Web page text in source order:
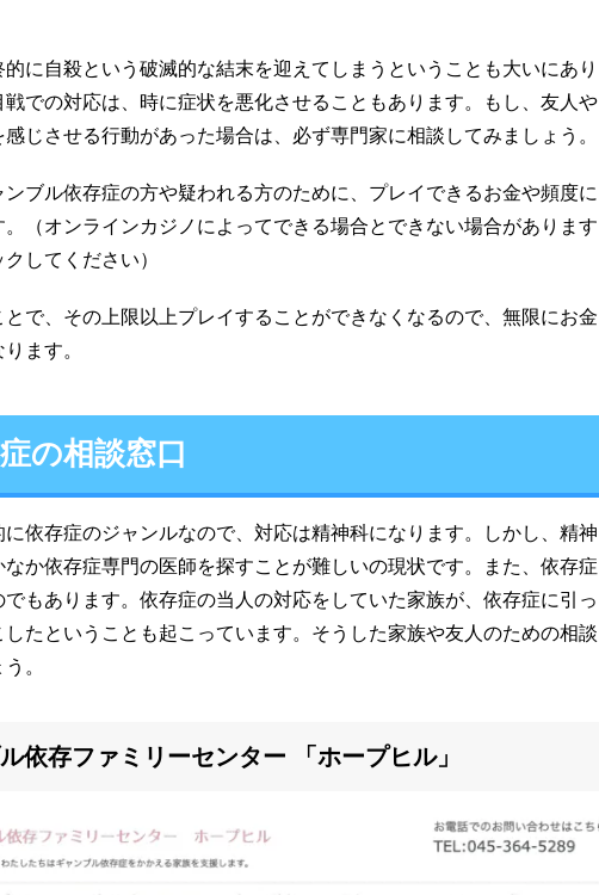
に自殺という破滅的な結末を迎えてしまうということも大いにあり
での対応は、時に症状を悪化させることもあります。もし、友人や
じさせる行動があった場合は、必ず専門家に相談してみましょう。
ブル依存症の方や疑われる方のために、プレイできるお金や頻度に
。（オンラインカジノによってできる場合とできない場合があります
してください）
で、その上限以上プレイすることができなくなるので、無限にお金
ます。
の相談窓口
依存症のジャンルなので、対応は精神科になります。しかし、精神
か依存症専門の医師を探すことが難しいの現状です。また、依存症
もあります。依存症の当人の対応をしていた家族が、依存症に引っ
たということも起こっています。そうした家族や友人のための相談
。
依存ファミリーセンター 「ホープヒル」